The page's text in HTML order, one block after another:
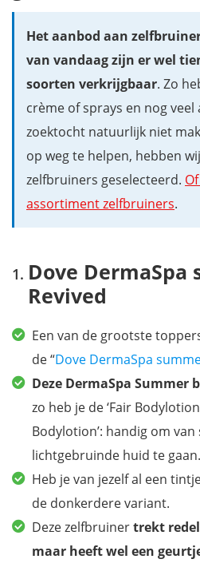
St. Tropez Self Tan Express Mousse
Clinique Self Sun Face Tinted
Curasano Spraytan Express
Biodermal Zelfbruiner -
Waysun Natural Bronzer Mousse
Collistar Body-Legs Magic Drops
Lancaster Sun 365 Zelfbruiner
FAQ - Veelgestelde vragen over
Hoe werkt een zelfbruiner?
Is een zelfbruiner schadelijk?
Het prijskaartje van zelfbruiners
Je nieuwe zelfbruiner online kopen?
Is zelfbruiner beter voor je
De schade van UV-straling
Zonnebank of zelfbruiner?
Beschermt zelfbruiner tegen de
Gratis ebook met een handige
Het aanbod aan
van vandaag zijn er wel
soorten verkrijgbaar. Zo
crème of sprays en nog
zoektocht natuurlijk niet
op weg te helpen, hebben
zelfbruiners geselecteerd.
assortiment zelfbruiners.
Dove DermaSpa
Revived
Een van de grootste
de “Dove DermaSpa
Deze DermaSpa
zo heb je de ‘Fair
Bodylotion’: handig om
lichtgebruinde huid te gaan.
Heb je van jezelf al een
de donkerdere variant.
Deze zelfbruinertrekt
maar heeft wel een